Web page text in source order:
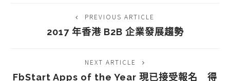
PREVIOUS ARTICLE
2017 年香港 B2B 企業發展趨勢
NEXT ARTICLE
FbStart Apps of the Year 現已接受報名 得